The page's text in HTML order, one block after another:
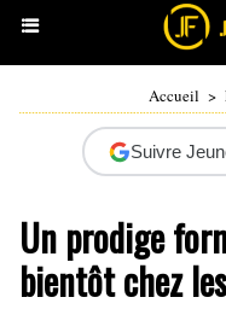
Accueil >
Suivre
Un prodige
bientôt chez